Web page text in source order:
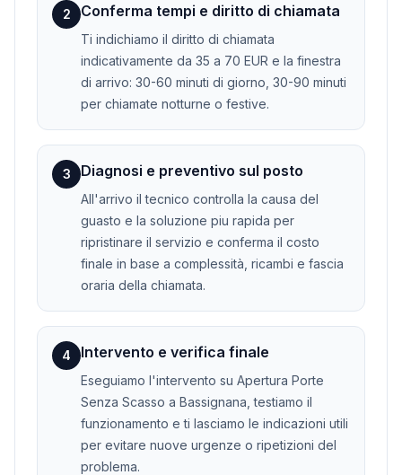
2 Conferma tempi e diritto di chiamata
Ti indichiamo il diritto di chiamata
indicativamente da 35 a 70 EUR e la finestra
di arrivo: 30-60 minuti di giorno, 30-90 minuti
per chiamate notturne o festive.
3 Diagnosi e preventivo sul posto
All'arrivo il tecnico controlla la causa del
guasto e la soluzione piu rapida per
ripristinare il servizio e conferma il costo
finale in base a complessità, ricambi e fascia
oraria della chiamata.
4 Intervento e verifica finale
Eseguiamo l'intervento su Apertura Porte
Senza Scasso a Bassignana, testiamo il
funzionamento e ti lasciamo le indicazioni utili
per evitare nuove urgenze o ripetizioni del
problema.